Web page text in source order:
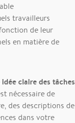
travailleurs
de leur
en matière de
idée claire des tâches
nécessaire de
des descriptions de
dans votre